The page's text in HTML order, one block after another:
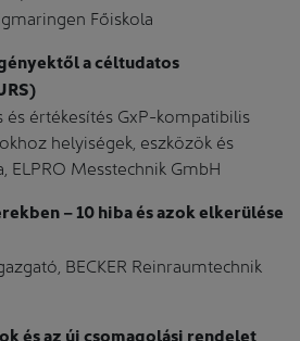
Főiskola
a céltudatos
és értékesítés GxP-kompatibilis
helyiségek, eszközök és
ELPRO Messtechnik GmbH
– 10 hiba és azok elkerülése
BECKER Reinraumtechnik
és az új csomagolási rendelet